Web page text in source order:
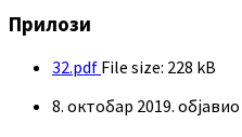
Прилози
32.pdf File size: 228 kB
8. октобар 2019. објавио